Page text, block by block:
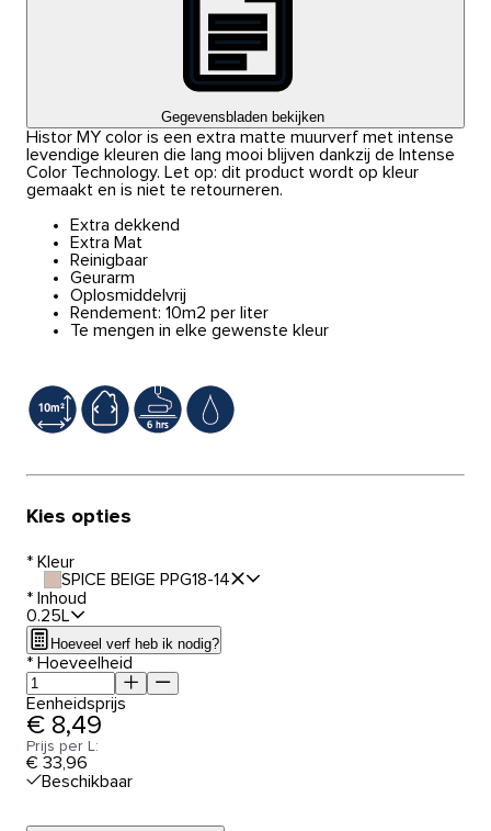
Gegevensbladen bekijken
Histor MY color is een extra matte muurverf met intense
levendige kleuren die lang mooi blijven dankzij de Intense
Color Technology. Let op: dit product wordt op kleur
gemaakt en is niet te retourneren.
Extra dekkend
Extra Mat
Reinigbaar
Geurarm
Oplosmiddelvrij
Rendement: 10m2 per liter
Te mengen in elke gewenste kleur
Kies opties
* Kleur
SPICE BEIGE PPG18-14
* Inhoud
0.25L
Hoeveel verf heb ik nodig?
* Hoeveelheid
Eenheidsprijs
€ 8,49
Prijs per L:
€ 33,96
Beschikbaar